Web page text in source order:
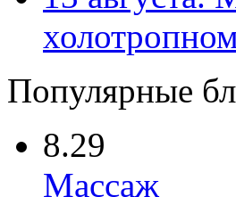
Популярные
8.29
Массаж